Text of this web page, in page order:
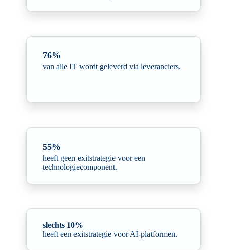
76%
van alle IT wordt geleverd via leveranciers.
55%
heeft geen exitstrategie voor een
technologiecomponent.
slechts 10%
heeft een exitstrategie voor AI-platformen.